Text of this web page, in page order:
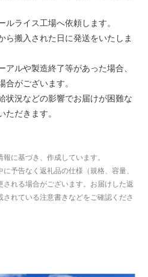
ルライス工場へ依頼します。
ら搬入された日に発送をいたしま
ルや製造終了等があった場合、
合がございます。
状況などの影響でお届けが困難な
ただきます。
に基づき、作成しています。
予告なく返礼品の仕様（規格、容量、
れる場合がございます。お届けした返
れている注意書きなどをご確認くださ